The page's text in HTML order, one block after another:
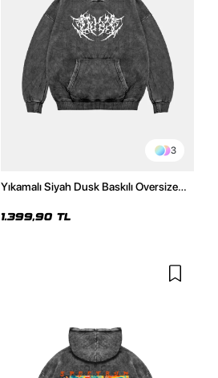
3
Yıkamalı Siyah Dusk Baskılı Oversize
1.399,90 TL